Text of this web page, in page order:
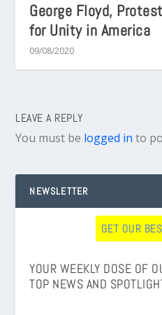
George Floyd,
for Unity in America
09/08/2020
LEAVE A REPLY
You must be logged in to
NEWSLETTER
GET OUR
YOUR WEEKLY DOSE OF
TOP NEWS AND